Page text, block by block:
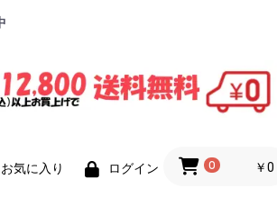
お気に入り ログイン 0 ￥0